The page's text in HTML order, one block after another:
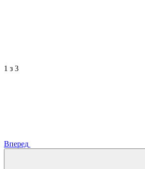
1 з 3
Вперед